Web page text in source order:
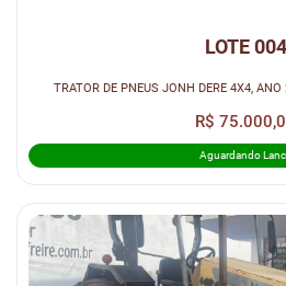
LOTE 004
TRATOR DE PNEUS JONH DERE 4X4, ANO
R$
Aguardando